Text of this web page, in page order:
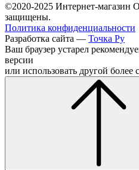
©2020-2025 Интернет-магазин
защищены.
Политика конфиденциальности
Разработка сайта — Точка Ру
Ваш браузер устарел
версии
или использовать другой более